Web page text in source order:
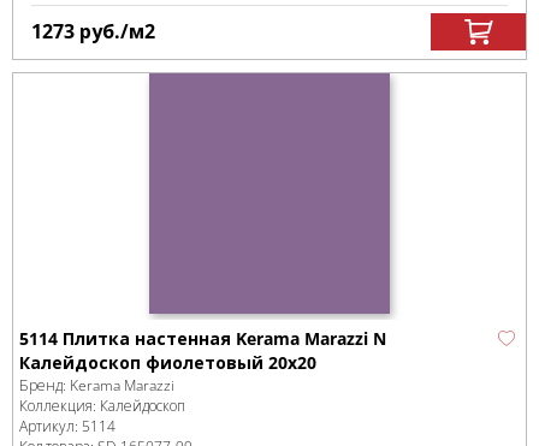
1273 руб./м2
5114 Плитка настенная Kerama Marazzi N
Калейдоскоп фиолетовый 20x20
Бренд: Kerama Marazzi
Коллекция: Калейдоскоп
Артикул: 5114